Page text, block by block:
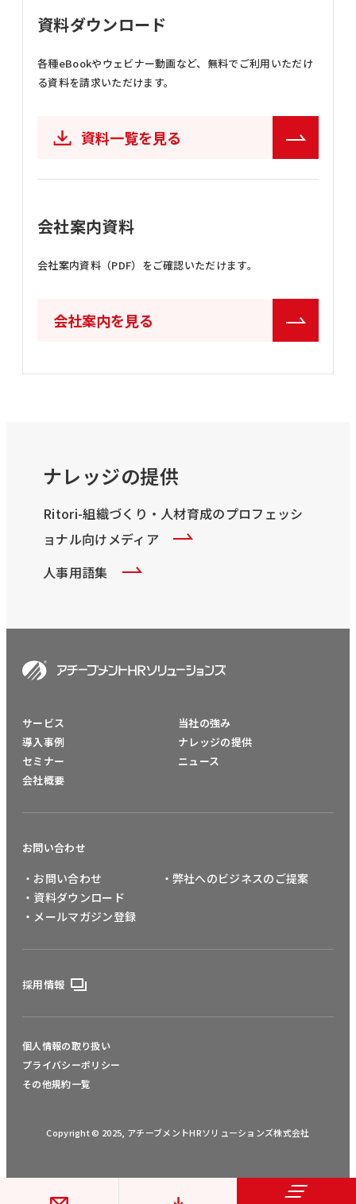
資料ダウンロード
各種eBookやウェビナー動画など、 無料でご利用いただけ
る資料を請求いただけます。
資料一覧を見る
会社案内資料
会社案内資料（PDF）をご確認いただけます。
会社案内を見る
ナレッジの提供
Ritori-組織づくり・人材育成のプロフェッシ
ョナル向けメディア
人事用語集
サービス
導入事例
セミナー
会社概要
当社の強み
ナレッジの提供
ニュース
お問い合わせ
・お問い合わせ
・資料ダウンロード
・メールマガジン登録
・弊社へのビジネスのご提案
採用情報
個人情報の取り扱い
プライバシーポリシー
その他規約一覧
Copyright © 2025, アチーブメントHRソリューションズ株式会社